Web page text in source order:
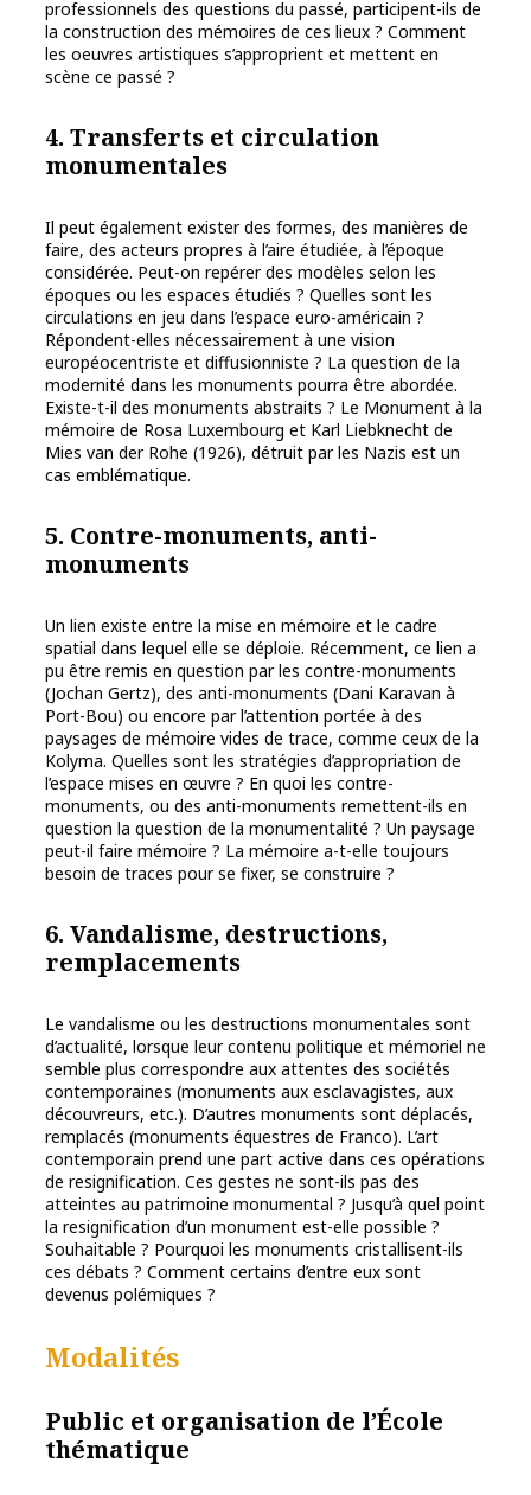
professionnels des questions du passé, participent-ils de
la construction des mémoires de ces lieux ? Comment
les oeuvres artistiques s’approprient et mettent en
scène ce passé ?
4. Transferts et circulation
monumentales
Il peut également exister des formes, des manières de
faire, des acteurs propres à l’aire étudiée, à l’époque
considérée. Peut-on repérer des modèles selon les
époques ou les espaces étudiés ? Quelles sont les
circulations en jeu dans l’espace euro-américain ?
Répondent-elles nécessairement à une vision
européocentriste et diffusionniste ? La question de la
modernité dans les monuments pourra être abordée.
Existe-t-il des monuments abstraits ? Le Monument à la
mémoire de Rosa Luxembourg et Karl Liebknecht de
Mies van der Rohe (1926), détruit par les Nazis est un
cas emblématique.
5. Contre-monuments, anti-
monuments
Un lien existe entre la mise en mémoire et le cadre
spatial dans lequel elle se déploie. Récemment, ce lien a
pu être remis en question par les contre-monuments
(Jochan Gertz), des anti-monuments (Dani Karavan à
Port-Bou) ou encore par l’attention portée à des
paysages de mémoire vides de trace, comme ceux de la
Kolyma. Quelles sont les stratégies d’appropriation de
l’espace mises en œuvre ? En quoi les contre-
monuments, ou des anti-monuments remettent-ils en
question la question de la monumentalité ? Un paysage
peut-il faire mémoire ? La mémoire a-t-elle toujours
besoin de traces pour se fixer, se construire ?
6. Vandalisme, destructions,
remplacements
Le vandalisme ou les destructions monumentales sont
d’actualité, lorsque leur contenu politique et mémoriel ne
semble plus correspondre aux attentes des sociétés
contemporaines (monuments aux esclavagistes, aux
découvreurs, etc.). D’autres monuments sont déplacés,
remplacés (monuments équestres de Franco). L’art
contemporain prend une part active dans ces opérations
de resignification. Ces gestes ne sont-ils pas des
atteintes au patrimoine monumental ? Jusqu’à quel point
la resignification d’un monument est-elle possible ?
Souhaitable ? Pourquoi les monuments cristallisent-ils
ces débats ? Comment certains d’entre eux sont
devenus polémiques ?
Modalités
Public et organisation de l’École
thématique